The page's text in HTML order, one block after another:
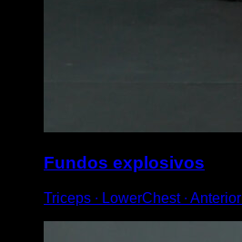
Fundos explosivos
Triceps ∙ LowerChest ∙